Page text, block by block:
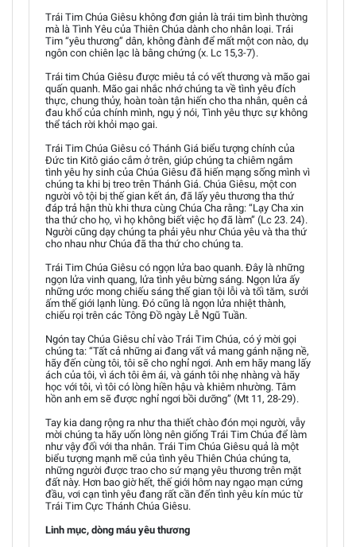
Trái Tim Chúa Giêsu không đơn giản là trái tim bình thường
mà là Tình Yêu của Thiên Chúa dành cho nhân loại. Trái
Tim “yêu thương” dân, không đành để mất một con nào, dụ
ngôn con chiên lạc là bằng chứng (x. Lc 15,3-7).
Trái tim Chúa Giêsu được miêu tả có vết thương và mão gai
quấn quanh. Mão gai nhắc nhớ chúng ta về tình yêu đích
thực, chung thủy, hoàn toàn tận hiến cho tha nhân, quên cả
đau khổ của chính mình, ngụ ý nói, Tình yêu thực sự không
thể tách rời khỏi mạo gai.
Trái Tim Chúa Giêsu có Thánh Giá biểu tượng chính của
Đức tin Kitô giáo cắm ở trên, giúp chúng ta chiêm ngắm
tình yêu hy sinh của Chúa Giêsu đã hiến mạng sống mình vì
chúng ta khi bị treo trên Thánh Giá. Chúa Giêsu, một con
người vô tội bị thế gian kết án, đã lấy yêu thương tha thứ
đáp trả hận thù khi thưa cùng Chúa Cha rằng: “Lạy Cha xin
tha thứ cho họ, vì họ không biết việc họ đã làm” (Lc 23. 24).
Người cũng dạy chúng ta phải yêu như Chúa yêu và tha thứ
cho nhau như Chúa đã tha thứ cho chúng ta.
Trái Tim Chúa Giêsu có ngọn lửa bao quanh. Đây là những
ngọn lửa vinh quang, lửa tình yêu bừng sáng. Ngọn lửa ấy
những ước mong chiếu sáng thế gian tội lỗi và tối tăm, sưởi
ấm thế giới lạnh lùng. Đó cũng là ngọn lửa nhiệt thành,
chiếu rọi trên các Tông Đồ ngày Lễ Ngũ Tuần.
Ngón tay Chúa Giêsu chỉ vào Trái Tim Chúa, có ý mời gọi
chúng ta: “Tất cả những ai đang vất vả mang gánh nặng nề,
hãy đến cùng tôi, tôi sẽ cho nghỉ ngơi. Anh em hãy mang lấy
ách của tôi, vì ách tôi êm ái, và gánh tôi nhẹ nhàng và hãy
học với tôi, vì tôi có lòng hiền hậu và khiêm nhường. Tâm
hồn anh em sẽ được nghỉ ngơi bồi dưỡng” (Mt 11, 28-29).
Tay kia dang rộng ra như tha thiết chào đón mọi người, vẫy
mời chúng ta hãy uốn lòng nên giống Trái Tim Chúa để làm
như vậy đối với tha nhân. Trái Tim Chúa Giêsu quả là một
biểu tượng mạnh mẽ của tình yêu Thiên Chúa chúng ta,
những người được trao cho sứ mạng yêu thương trên mặt
đất này. Hơn bao giờ hết, thế giới hôm nay ngạo mạn cứng
đầu, vơi cạn tình yêu đang rất cần đến tình yêu kín múc từ
Trái Tim Cực Thánh Chúa Giêsu.
Linh mục, dòng máu yêu thương